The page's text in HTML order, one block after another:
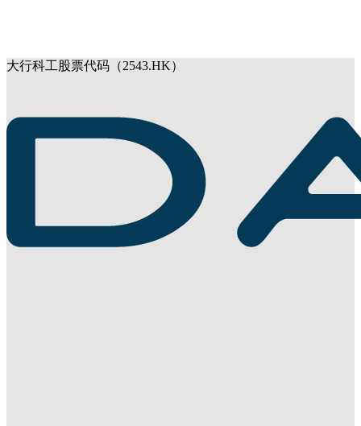
大行科工股票代码（2543.HK）